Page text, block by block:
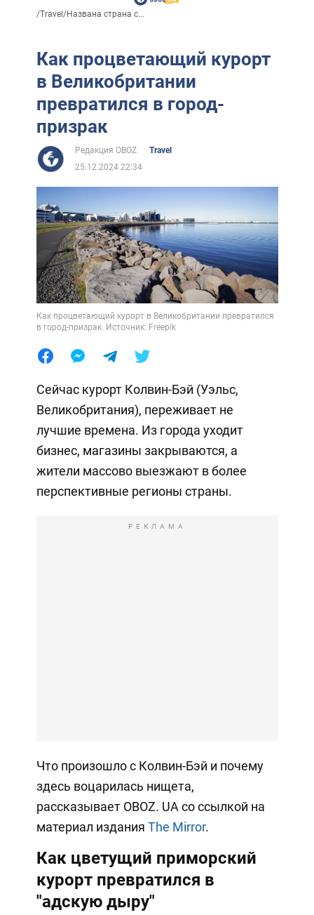
/Travel/Названа страна с...
Как процветающий курорт
в Великобритании
превратился в город-
призрак
Редакция OBOZ
Travel
25.12.2024 22:34
Как процветающий курорт в Великобритании превратился
в город-призрак. Источник: Freepik
Сейчас курорт Колвин-Бэй (Уэльс,
Великобритания), переживает не
лучшие времена. Из города уходит
бизнес, магазины закрываются, а
жители массово выезжают в более
перспективные регионы страны.
РЕКЛАМА
Что произошло с Колвин-Бэй и почему
здесь воцарилась нищета,
рассказывает OBOZ. UA со ссылкой на
материал издания The Mirror.
Как цветущий приморский
курорт превратился в
"адскую дыру"